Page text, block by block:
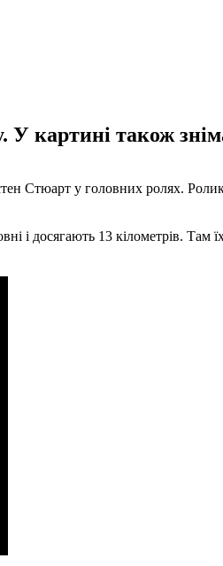
картині також
Стюарт у головних ролях.
і досягають 13 кілометрів.